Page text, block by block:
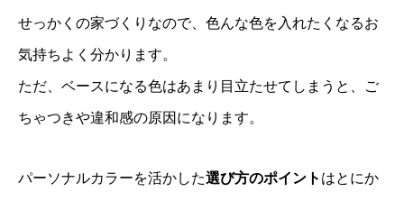
せっかくの家づくりなので、色んな色を入れたくなるお
気持ちよく分かります。
ただ、ベースになる色はあまり目立たせてしまうと、ご
ちゃつきや違和感の原因になります。
パーソナルカラーを活かした選び方のポイント はとにか